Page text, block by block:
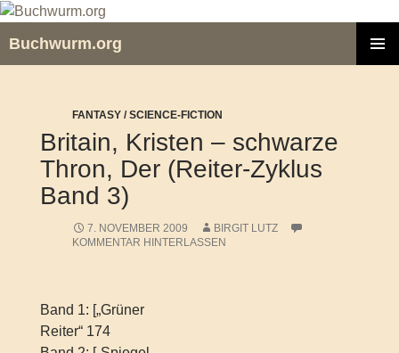
Zum
springen
Buchwurm.org
FANTASY / SCIENCE-FICTION
Britain, Kristen – schwarze
Thron, Der (Reiter-Zyklus
Band 3)
7. NOVEMBER 2009
BIRGIT LUTZ
KOMMENTAR HINTERLASSEN
Band 1: [„Grüner
Reiter“ 174